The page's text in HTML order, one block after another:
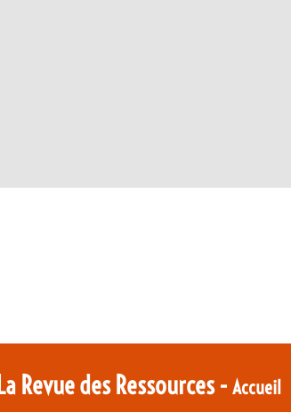
La Revue des Ressources -Accueil